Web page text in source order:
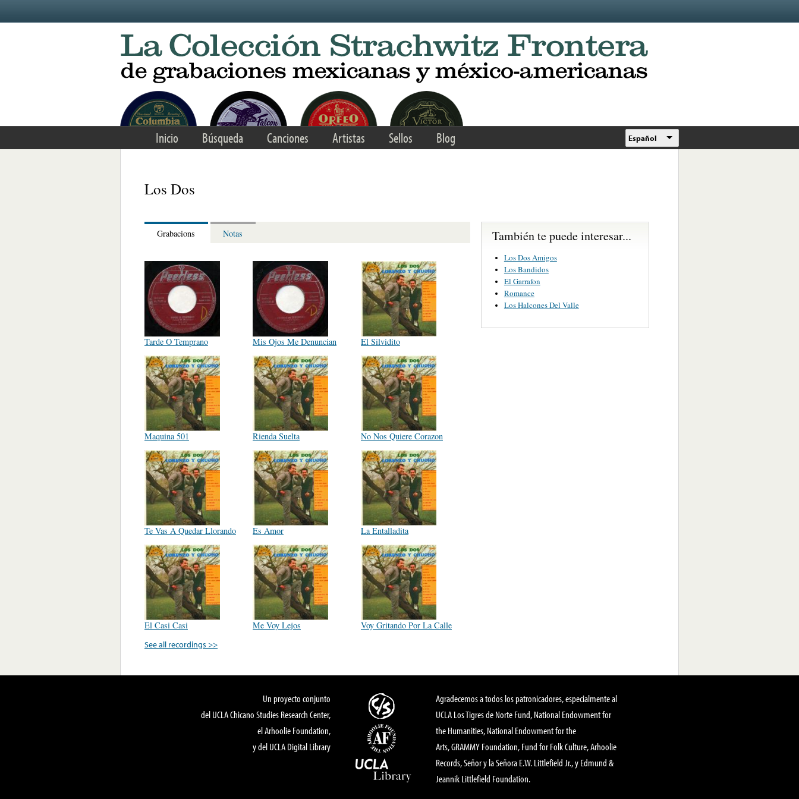
Inicio Búsqueda Canciones Artistas Sellos Blog Español
Los Dos
Grabacions Notas
Tarde O Temprano Mis Ojos Me Denuncian El Silvidito
Maquina 501 Rienda Suelta No Nos Quiere Corazon
Te Vas A Quedar Llorando Es Amor La Entalladita
El Casi Casi Me Voy Lejos
Voy Gritando Por La Calle
See all recordings >>
También te puede interesar...
Los Dos Amigos
Los Bandidos
El Garrafon
Romance
Los Halcones Del Valle
Un proyecto conjunto
del UCLA Chicano Studies Research Center,
el Arhoolie Foundation,
y del UCLA Digital Library
Agradecemos a todos los patronicadores, especialmente al
UCLA Los Tigres de Norte Fund, National Endowment for
the Humanities, National Endowment for the
Arts, GRAMMY Foundation, Fund for Folk Culture, Arhoolie
Records, Señor y la Señora E.W. Littlefield Jr., y Edmund &
Jeannik Littlefield Foundation.